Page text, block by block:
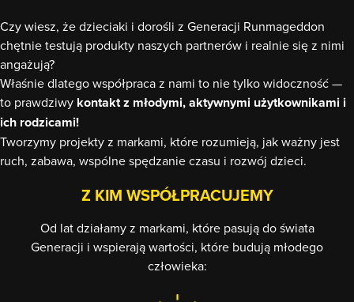
Czy wiesz, że dzieciaki i dorośli z Generacji Runmageddon
chętnie testują produkty naszych partnerów i realnie się z nimi
angażują?
Właśnie dlatego współpraca z nami to nie tylko widoczność —
to prawdziwy kontakt z młodymi, aktywnymi użytkownikami i
ich rodzicami!
Tworzymy projekty z markami, które rozumieją, jak ważny jest
ruch, zabawa, wspólne spędzanie czasu i rozwój dzieci.
Z KIM WSPÓŁPRACUJEMY
Od lat działamy z markami, które pasują do świata
Generacji i wspierają wartości, które budują młodego
człowieka: